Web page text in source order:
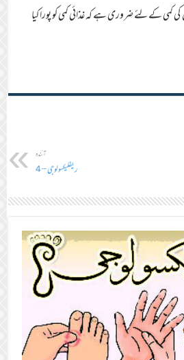
کمی کے لئے ضروری ہے کہ غذائی کمی کو پورا کیا
آئندہ
ریفلیکسولوجی – 4